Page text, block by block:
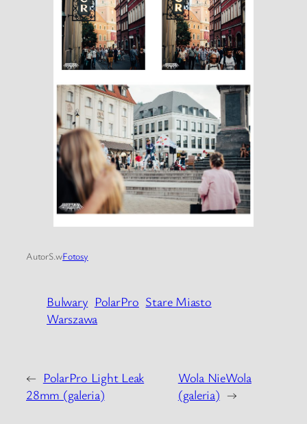
AutorS.wFotosy
Bulwary PolarPro Stare Miasto
Warszawa
← PolarPro Light Leak
28mm (galeria)
Wola NieWola
(galeria) →